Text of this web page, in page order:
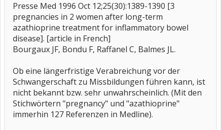
Presse Med 1996 Oct 12;25(30):1389-1390 [3
pregnancies in 2 women after long-term
azathioprine treatment for inflammatory bowel
disease]. [article in French]
Bourgaux JF, Bondu F, Raffanel C, Balmes JL.
Ob eine längerfristige Verabreichung vor der
Schwangerschaft zu Missbildungen führen kann, ist
nicht bekannt bzw. sehr unwahrscheinlich. (Mit den
Stichwörtern "pregnancy" und "azathioprine"
immerhin 127 Referenzen in Medline).